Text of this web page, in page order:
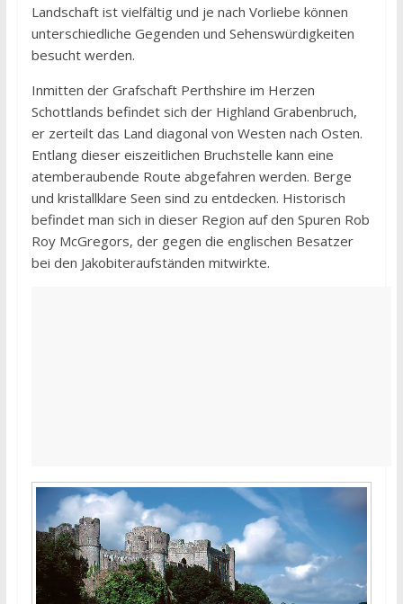
Landschaft ist vielfältig und je nach Vorliebe können
unterschiedliche Gegenden und Sehenswürdigkeiten
besucht werden.
Inmitten der Grafschaft Perthshire im Herzen
Schottlands befindet sich der Highland Grabenbruch,
er zerteilt das Land diagonal von Westen nach Osten.
Entlang dieser eiszeitlichen Bruchstelle kann eine
atemberaubende Route abgefahren werden. Berge
und kristallklare Seen sind zu entdecken. Historisch
befindet man sich in dieser Region auf den Spuren Rob
Roy McGregors, der gegen die englischen Besatzer
bei den Jakobiteraufständen mitwirkte.